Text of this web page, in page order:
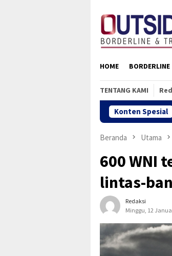
konten
HOME BORDERLINE
TENTANG KAMI
Konten Spesial
Bus Lintas Batas Putussibau-Kuching
Beranda Utama
600 WNI
lintas-
Redaksi
Minggu, 12